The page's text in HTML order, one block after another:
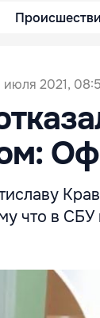
июля 2021,
что в СБУ